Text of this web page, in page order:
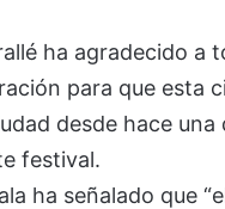
ha agradecido a
para que esta
desde hace
festival.
ha señalado que